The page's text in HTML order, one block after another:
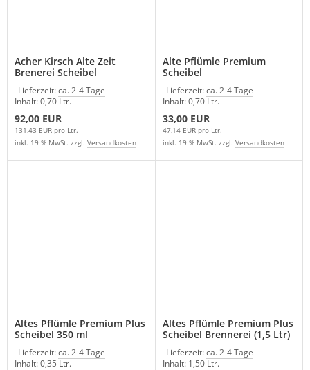
Acher Kirsch Alte Zeit
Brenerei Scheibel
Lieferzeit:ca. 2-4 Tage
Inhalt: 0,70 Ltr.
92,00 EUR
131,43 EUR pro Ltr.
inkl. 19 % MwSt. zzgl. Versandkosten
Alte Pflümle Premium
Scheibel
Lieferzeit:ca. 2-4 Tage
Inhalt: 0,70 Ltr.
33,00 EUR
47,14 EUR pro Ltr.
inkl. 19 % MwSt. zzgl. Versandkosten
Altes Pflümle Premium Plus
Scheibel 350 ml
Lieferzeit:ca. 2-4 Tage
Inhalt: 0,35 Ltr.
Altes Pflümle Premium Plus
Scheibel Brennerei (1,5 Ltr)
Lieferzeit:ca. 2-4 Tage
Inhalt: 1,50 Ltr.